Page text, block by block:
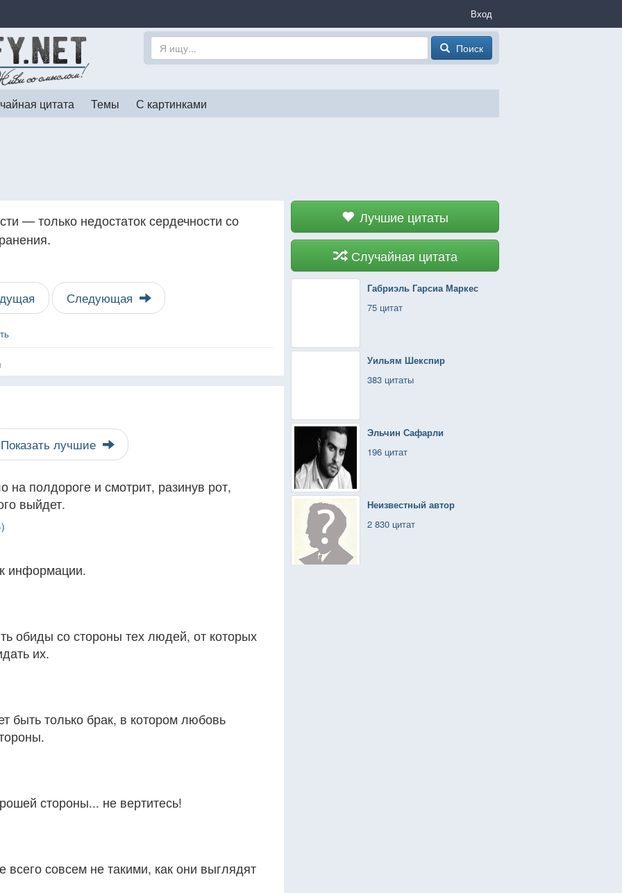
Вход
Поиск
цитата Темы С картинками
Лучшие цитаты
Случайная цитата
Габриэль Гарсиа Маркес
75 цитат
Уильям Шекспир
383 цитаты
Эльчин Сафарли
196 цитат
Неизвестный автор
2 830 цитат
— только недостаток сердечности со
Следующая
Показать лучшие
на полдороге и смотрит, разинув рот,
выйдет.
информации.
обиды со стороны тех людей, от которых
их.
быть только брак, в котором любовь
стороны... не вертитесь!
совсем не такими, как они выглядят